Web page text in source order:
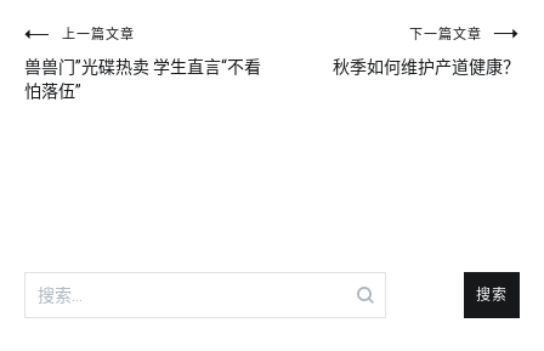
文
章
上一篇文章
兽兽门”光碟热卖 学生直言“不看
怕落伍”
下一篇文章
秋季如何维护产道健康？
搜
索：